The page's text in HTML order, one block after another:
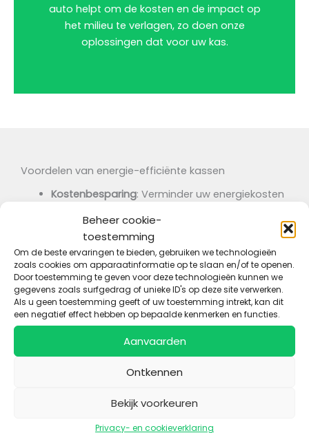
Beheer cookie-
toestemming
Om de beste ervaringen te bieden, gebruiken we technologieën
zoals cookies om apparaatinformatie op te slaan en/of te openen.
Door toestemming te geven voor deze technologieën kunnen we
gegevens zoals surfgedrag of unieke ID's op deze site verwerken.
Als u geen toestemming geeft of uw toestemming intrekt, kan dit
een negatief effect hebben op bepaalde kenmerken en functies.
Aanvaarden
Ontkennen
Bekijk voorkeuren
Privacy- en cookieverklaring
auto helpt om de kosten en de impact op
het milieu te verlagen, zo doen onze
oplossingen dat voor uw kas.
Voordelen van energie-efficiënte kassen
Kostenbesparing: Verminder uw energiekosten
Duurzaamheid: Verminder uw ecologische
voetafdruk door gebruik te maken van
hernieuwbare energiebronnen.
Verbeterde Oogsten: Zorg voor een optimale
groeiomgeving voor uw gewassen.
Innovatieve Technologieën: Profiteer van de
nieuwste ontwikkelingen in kastechnologie.
Onze Aanpak
behoeften en bieden we op maat gemaakte